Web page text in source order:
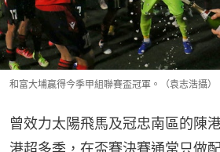
和富大埔贏得今季甲組聯賽盃冠軍。（袁志浩攝）
曾效力太陽飛馬及冠忠南區的陳